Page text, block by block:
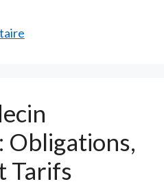
Obligations,
Tarifs